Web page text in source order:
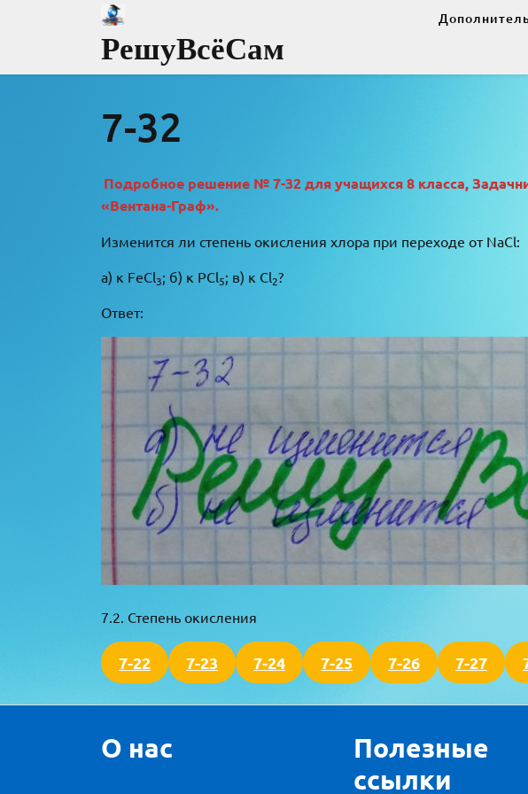
РешуВсёСам
7-32
Подробное решение № 7-32 для учащихся 8 класса,
«Вентана-Граф».
Изменится ли степень окисления хлора при переходе от NaCl:
а) к FeCl3; б) к PCl5; в) к Cl2?
Ответ:
7.2. Степень окисления
7-22 7-23 7-24 7-25 7-26 7-27
О нас
Полезные
ссылки